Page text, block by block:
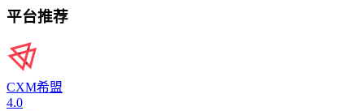
平台推荐
CXM希盟
4.0